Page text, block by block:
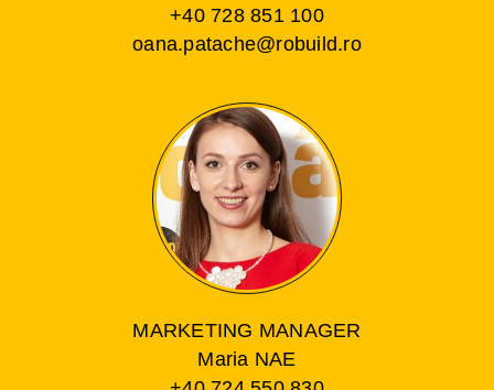
+40 728 851 100
oana.patache@robuild.ro
MARKETING MANAGER
Maria NAE